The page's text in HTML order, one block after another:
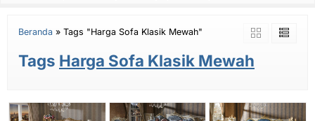
Beranda » Tags "Harga Sofa Klasik Mewah"
Tags Harga Sofa Klasik Mewah